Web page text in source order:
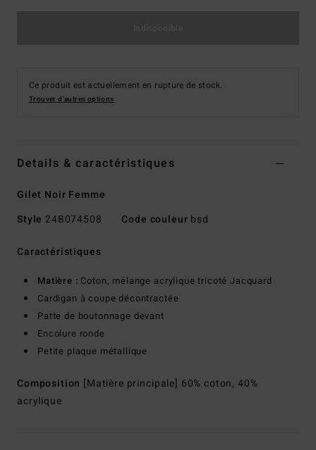
Ce produit est actuellement en rupture de stock.
Trouver d'autres options
Details & caractéristiques
Gilet Noir Femme
Style 24B074508 Code couleur bsd
Caractéristiques
Matière : Coton, mélange acrylique tricoté Jacquard
Cardigan à coupe décontractée
Patte de boutonnage devant
Encolure ronde
Petite plaque métallique
Composition [Matière principale] 60% coton, 40%
acrylique